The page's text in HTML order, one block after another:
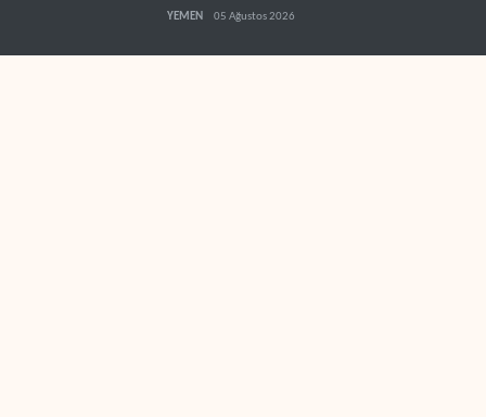
YEMEN 05 Ağustos 2026